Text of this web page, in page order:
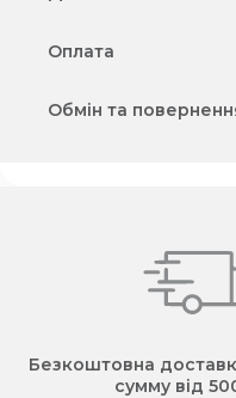
Оплата
Обмін та
Безкоштовна
сумму від